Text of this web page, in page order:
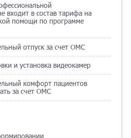
входит в состав тарифа на
помощи по программе
отпуск за счет ОМС
и установка видеокамер
комфорт пациентов
за счет ОМС